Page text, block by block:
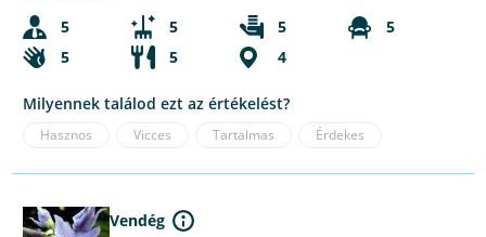
5
5 5
5
5
5 4
Milyennek találod ezt az értékelést?
Hasznos Vicces Tartalmas Érdekes
Vendég